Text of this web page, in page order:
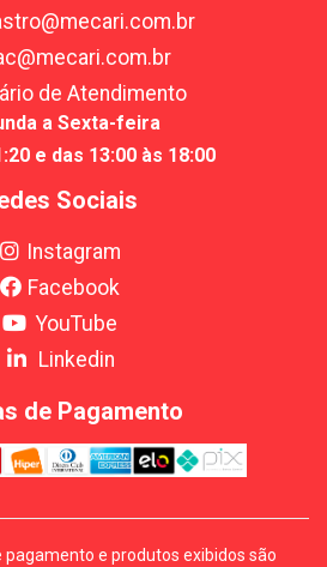
de Atendimento
a Sexta-feira
e das 13:00 às 18:00
Sociais
Instagram
Facebook
YouTube
Linkedin
de Pagamento
pagamento e produtos exibidos são